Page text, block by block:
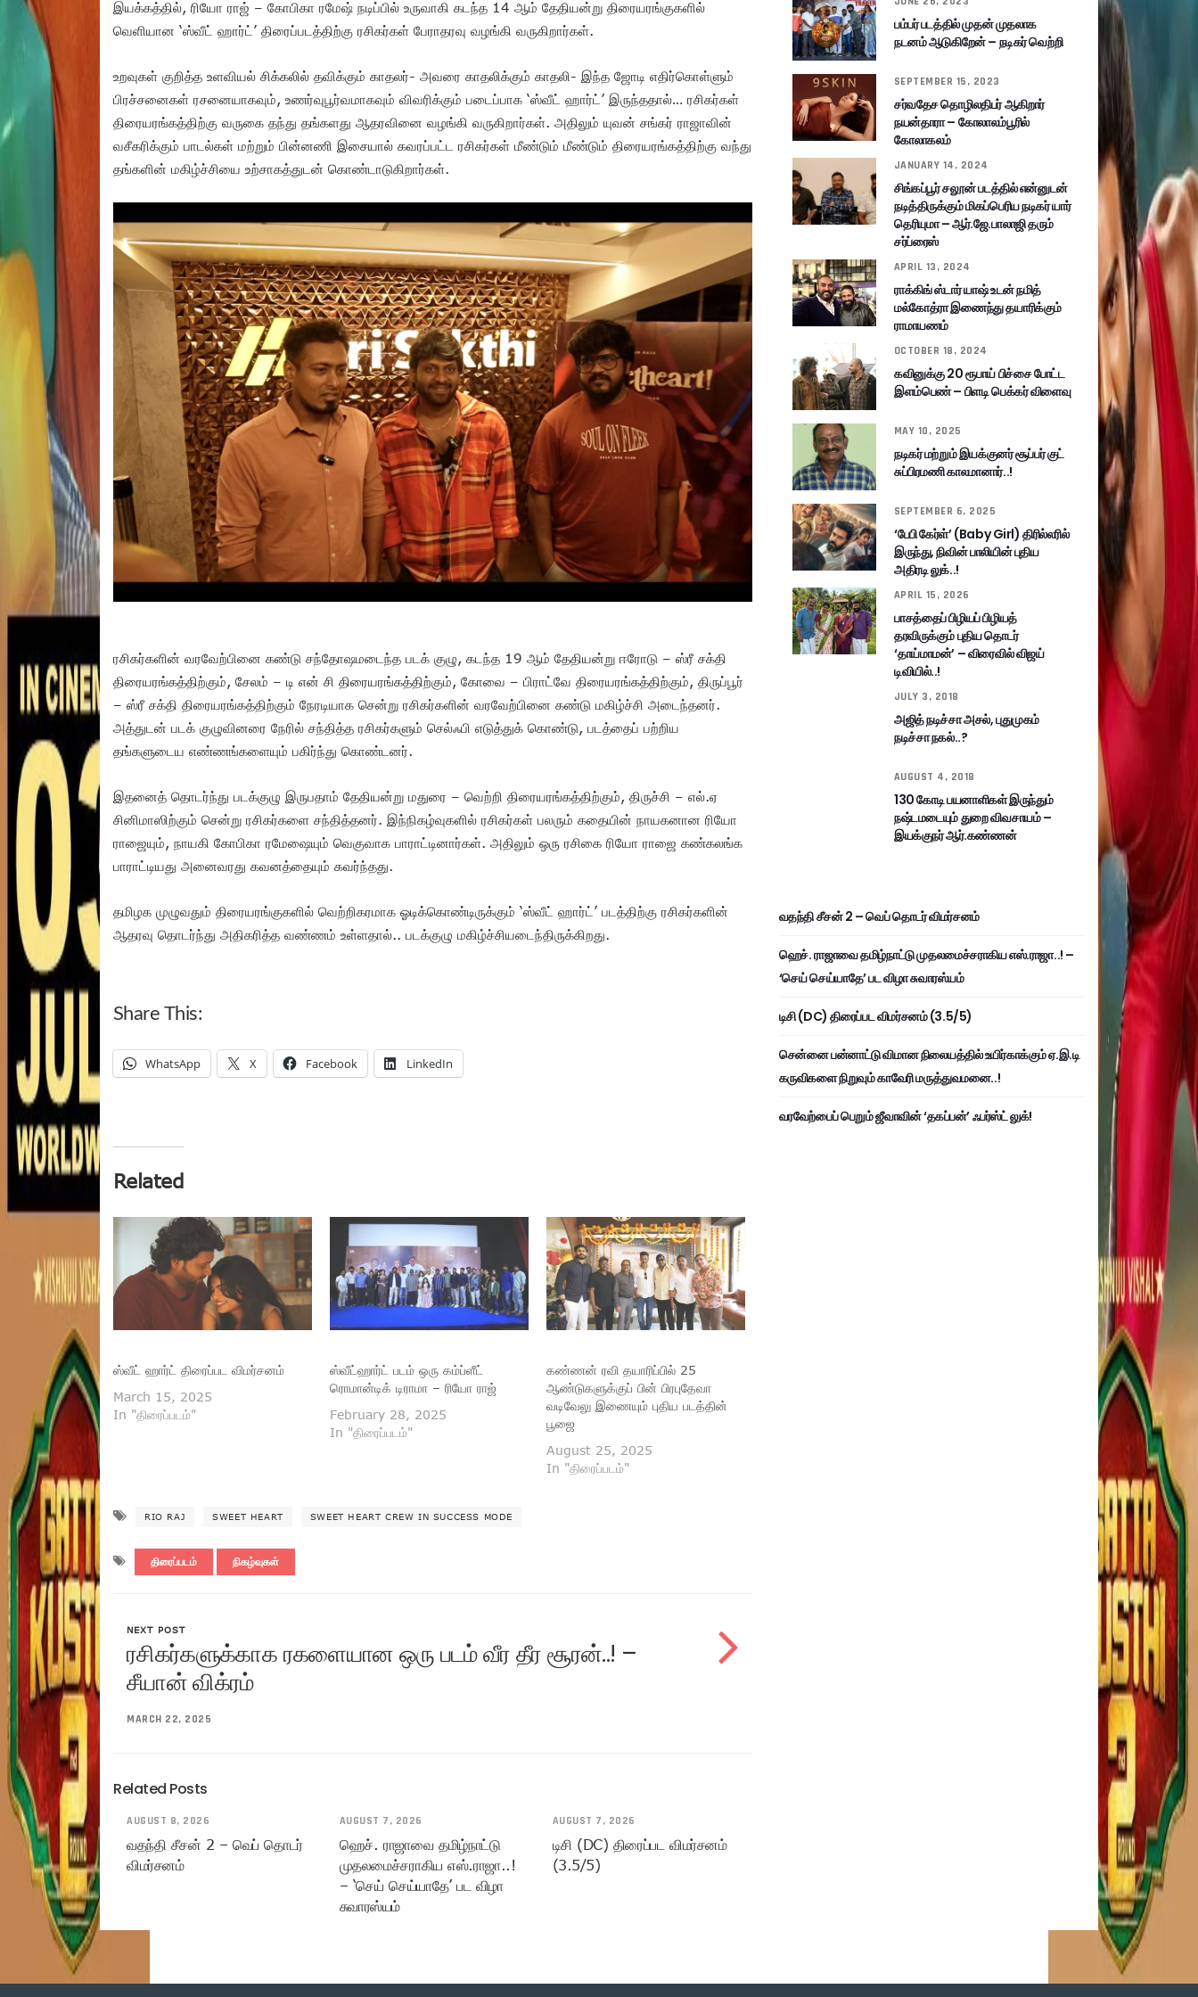
இயக்கத்தில், ரியோ ராஜ் – கோபிகா ரமேஷ் நடிப்பில் உருவாகி கடந்த 14 ஆம் தேதியன்று திரையரங்குகளில்
வெளியான ‘ஸ்வீட் ஹார்ட்’ திரைப்படத்திற்கு ரசிகர்கள் பேராதரவு வழங்கி வருகிறார்கள்.
உறவுகள் குறித்த உளவியல் சிக்கலில் தவிக்கும் காதலர்- அவரை காதலிக்கும் காதலி- இந்த ஜோடி எதிர்கொள்ளும்
பிரச்சனைகள் ரசனையாகவும், உணர்வுபூர்வமாகவும் விவரிக்கும் படைப்பாக ‘ஸ்வீட் ஹார்ட்’ இருந்ததால்… ரசிகர்கள்
திரையரங்கத்திற்கு வருகை தந்து தங்களது ஆதரவினை வழங்கி வருகிறார்கள். அதிலும் யுவன் சங்கர் ராஜாவின்
வசீகரிக்கும் பாடல்கள் மற்றும் பின்னணி இசையால் கவரப்பட்ட ரசிகர்கள் மீண்டும் மீண்டும் திரையரங்கத்திற்கு வந்து
தங்களின் மகிழ்ச்சியை உற்சாகத்துடன் கொண்டாடுகிறார்கள்.
ரசிகர்களின் வரவேற்பினை கண்டு சந்தோஷமடைந்த படக் குழு, கடந்த 19 ஆம் தேதியன்று ஈரோடு – ஸ்ரீ சக்தி
திரையரங்கத்திற்கும், சேலம் – டி என் சி திரையரங்கத்திற்கும், கோவை – பிராட்வே திரையரங்கத்திற்கும், திருப்பூர்
– ஸ்ரீ சக்தி திரையரங்கத்திற்கும் நேரடியாக சென்று ரசிகர்களின் வரவேற்பினை கண்டு மகிழ்ச்சி அடைந்தனர்.
அத்துடன் படக் குழுவினரை நேரில் சந்தித்த ரசிகர்களும் செல்ஃபி எடுத்துக் கொண்டு, படத்தைப் பற்றிய
தங்களுடைய எண்ணங்களையும் பகிர்ந்து கொண்டனர்.
இதனைத் தொடர்ந்து படக்குழு இருபதாம் தேதியன்று மதுரை – வெற்றி திரையரங்கத்திற்கும், திருச்சி – எல்.ஏ
சினிமாஸிற்கும் சென்று ரசிகர்களை சந்தித்தனர். இந்நிகழ்வுகளில் ரசிகர்கள் பலரும் கதையின் நாயகனான ரியோ
ராஜையும், நாயகி கோபிகா ரமேஷையும் வெகுவாக பாராட்டினார்கள். அதிலும் ஒரு ரசிகை ரியோ ராஜை கண்கலங்க
பாராட்டியது அனைவரது கவனத்தையும் கவர்ந்தது.
தமிழக முழுவதும் திரையரங்குகளில் வெற்றிகரமாக ஓடிக்கொண்டிருக்கும் ‘ஸ்வீட் ஹார்ட்’ படத்திற்கு ரசிகர்களின்
ஆதரவு தொடர்ந்து அதிகரித்த வண்ணம் உள்ளதால்.. படக்குழு மகிழ்ச்சியடைந்திருக்கிறது.
Share This:
WhatsApp X Facebook LinkedIn
Related
ஸ்வீட் ஹார்ட் திரைப்பட விமர்சனம்
March 15, 2025
In "திரைப்படம்"
ஸ்வீட்ஹார்ட் படம் ஒரு கம்ப்ளீட்
ரொமான்டிக் டிராமா – ரியோ ராஜ்
February 28, 2025
In "திரைப்படம்"
கண்ணன் ரவி தயாரிப்பில் 25
ஆண்டுகளுக்குப் பின் பிரபுதேவா
வடிவேலு இணையும் புதிய படத்தின்
பூஜை
August 25, 2025
In "திரைப்படம்"
RIO RAJ SWEET HEART SWEET HEART CREW IN SUCCESS MODE
திரைப்படம் நிகழ்வுகள்
NEXT POST
ரசிகர்களுக்காக ரகளையான ஒரு படம் வீர தீர சூரன்..! –
சீயான் விக்ரம்
MARCH 22, 2025
Related Posts
AUGUST 8, 2026
வதந்தி சீசன் 2 – வெப் தொடர்
விமர்சனம்
AUGUST 7, 2026
ஹெச். ராஜாவை தமிழ்நாட்டு
முதலமைச்சராகிய எஸ்.ராஜா..!
– ‘செய் செய்யாதே’ பட விழா
சுவாரஸ்யம்
AUGUST 7, 2026
டிசி (DC) திரைப்பட விமர்சனம்
(3.5/5)
பம்பர் படத்தில் முதன் முதலாக
நடனம் ஆடுகிறேன் – நடிகர் வெற்றி
SEPTEMBER 15, 2023
சர்வதேச தொழிலதிபர் ஆகிறார்
நயன்தாரா – கோலாலம்பூரில்
கோலாகலம்
JANUARY 14, 2024
சிங்கப்பூர் சலூன் படத்தில் என்னுடன்
நடித்திருக்கும் மிகப்பெரிய நடிகர் யார்
தெரியுமா – ஆர்.ஜே.பாலாஜி தரும்
சர்ப்ரைஸ்
APRIL 13, 2024
ராக்கிங் ஸ்டார் யாஷ் உடன் நமித்
மல்கோத்ரா இணைந்து தயாரிக்கும்
ராமாயணம்
OCTOBER 18, 2024
கவினுக்கு 20 ரூபாய் பிச்சை போட்ட
இளம்பெண் – பிளடி பெக்கர் விளைவு
MAY 10, 2025
நடிகர் மற்றும் இயக்குனர் சூப்பர் குட்
சுப்பிரமணி காலமானார்..!
SEPTEMBER 6, 2025
‘பேபி கேர்ள்’ (Baby Girl) திரில்லரில்
இருந்து, நிவின் பாலியின் புதிய
அதிரடி லுக்..!
APRIL 15, 2026
பாசத்தைப் பிழியப் பிழியத்
தரவிருக்கும் புதிய தொடர்
‘தாய்மாமன்’ – விரைவில் விஜய்
டிவியில்..!
JULY 3, 2018
அஜித் நடிச்சா அசல், புதுமுகம்
நடிச்சா நகல்..?
AUGUST 4, 2018
130 கோடி பயனாளிகள் இருந்தும்
நஷ்டமடையும் துறை விவசாயம் –
இயக்குநர் ஆர்.கண்ணன்
வதந்தி சீசன் 2 – வெப் தொடர் விமர்சனம்
ஹெச். ராஜாவை தமிழ்நாட்டு முதலமைச்சராகிய எஸ்.ராஜா..! –
‘செய் செய்யாதே’ பட விழா சுவாரஸ்யம்
டிசி (DC) திரைப்பட விமர்சனம் (3.5/5)
சென்னை பன்னாட்டு விமான நிலையத்தில் உயிர்காக்கும் ஏ.இ.டி
கருவிகளை நிறுவும் காவேரி மருத்துவமனை..!
வரவேற்பைப் பெறும் ஜீவாவின் ‘தகப்பன்’ ஃபர்ஸ்ட் லுக்!